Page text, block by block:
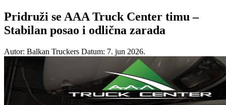
Pridruži se AAA Truck Center timu –
Stabilan posao i odlična zarada
Autor: Balkan Truckers Datum: 7. jun 2026.